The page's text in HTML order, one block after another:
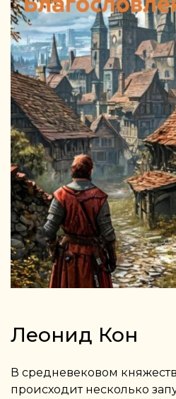
Леонид Кон
В средневековом
происходит несколько